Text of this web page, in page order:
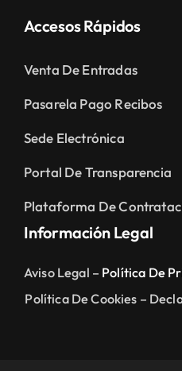
Accesos Rápidos
Venta De Entradas
Pasarela Pago Recibos
Sede Electrónica
Portal De Transparencia
Plataforma De
Información Legal
Aviso Legal – Política De
Política De Cookies –